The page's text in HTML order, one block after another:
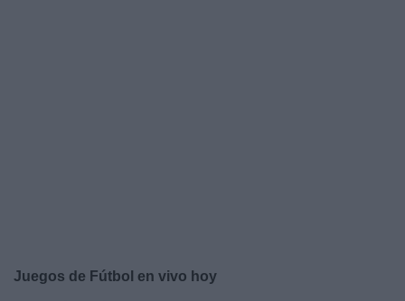
Juegos de Fútbol en vivo hoy